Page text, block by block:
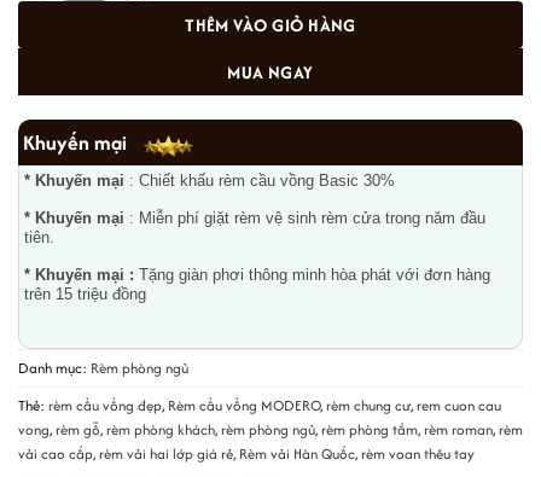
THÊM VÀO GIỎ HÀNG
MUA NGAY
Khuyến mại
* Khuyến mại : Chiết khấu rèm cầu vồng Basic 30%
* Khuyến mại : Miễn phí giặt rèm vệ sinh rèm cửa trong năm đầu
tiên.
* Khuyến mại : Tặng giàn phơi thông minh hòa phát với đơn hàng
trên 15 triệu đồng
Danh mục: Rèm phòng ngủ
Thẻ: rèm cầu vồng đẹp, Rèm cầu vồng MODERO,rèm chung cư,rem cuon cau
vong,rèm gỗ,rèm phòng khách,rèm phòng ngủ,rèm phòng tắm,rèm roman,rèm
vải cao cấp,rèm vải hai lớp giá rẻ, Rèm vải Hàn Quốc,rèm voan thêu tay